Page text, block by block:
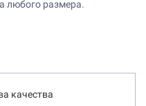
любого размера.